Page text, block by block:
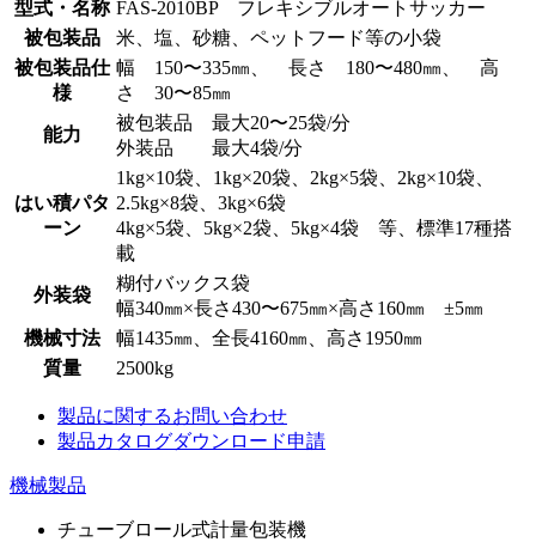
型式・名称 FAS-2010BP フレキシブルオートサッカー
被包装品
米、塩、砂糖、ペットフード等の小袋
被包装品仕
様
幅 150〜335㎜、 長さ 180〜480㎜、 高
さ 30〜85㎜
能力
被包装品 最大20〜25袋/分
外装品 最大4袋/分
はい積パタ
ーン
1kg×10袋、1kg×20袋、2kg×5袋、2kg×10袋、
2.5kg×8袋、3kg×6袋
4kg×5袋、5kg×2袋、5kg×4袋 等、標準17種搭
載
外装袋
糊付バックス袋
幅340㎜×長さ430〜675㎜×高さ160㎜ ±5㎜
機械寸法
幅1435㎜、全長4160㎜、高さ1950㎜
質量
2500kg
製品に関するお問い合わせ
製品カタログダウンロード申請
機械製品
チューブロール式計量包装機